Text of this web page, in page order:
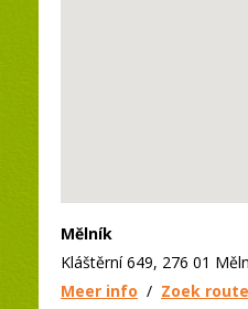
Mělník
Kláštěrní 649, 276 01
Meer info / Zoek route